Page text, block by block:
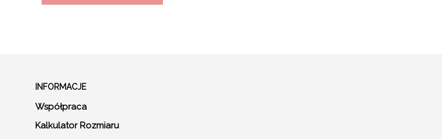
product
may
be
chosen
INFORMACJE
Współpraca
Kalkulator Rozmiaru